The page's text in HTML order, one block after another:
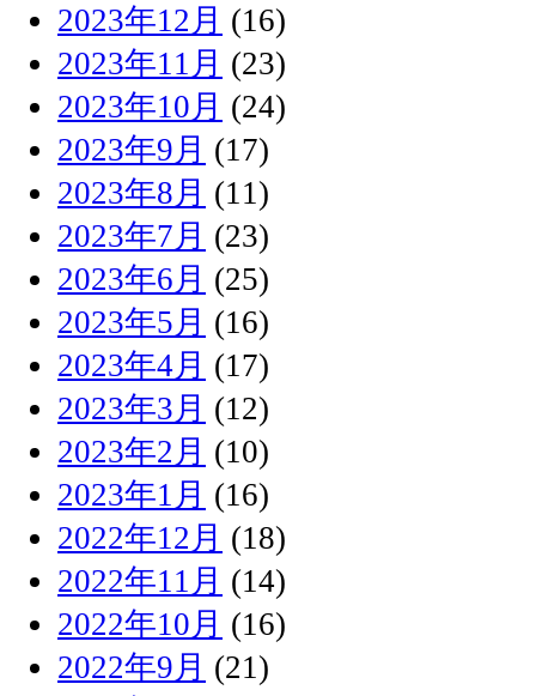
2023年12月 (16)
2023年11月 (23)
2023年10月 (24)
2023年9月 (17)
2023年8月 (11)
2023年7月 (23)
2023年6月 (25)
2023年5月 (16)
2023年4月 (17)
2023年3月 (12)
2023年2月 (10)
2023年1月 (16)
2022年12月 (18)
2022年11月 (14)
2022年10月 (16)
2022年9月 (21)